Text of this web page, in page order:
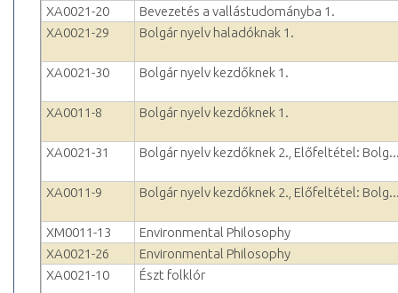
XA0021-20
Bevezetés a vallástudományba 1.
XA0021-29
Bolgár nyelv haladóknak 1.
XA0021-30 Bolgár nyelv kezdőknek 1.
XA0011-8 Bolgár nyelv kezdőknek 1.
XA0021-31 Bolgár nyelv kezdőknek 2., Előfeltétel:
XA0011-9 Bolgár nyelv kezdőknek 2., Előfeltétel:
XM0011-13
Environmental Philosophy
XA0021-26
Environmental Philosophy
XA0021-10
Észt folklór